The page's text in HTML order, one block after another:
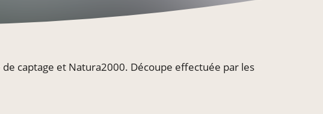
captage et Natura2000. Découpe effectuée par les